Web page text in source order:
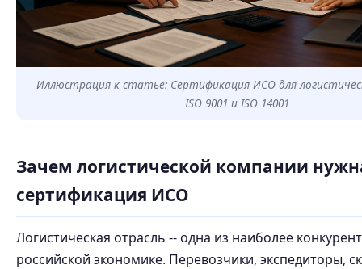
Иллюстрация к статье: Сертификация ИСО для
ISO 9001 и ISO 14001
Зачем логистической компании
сертификация ИСО
Логистическая отрасль -- одна из наиболее
российской экономике. Перевозчики, экспедиторы,